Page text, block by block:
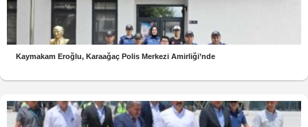
Kaymakam Eroğlu, Karaağaç Polis Merkezi Amirliği’nde